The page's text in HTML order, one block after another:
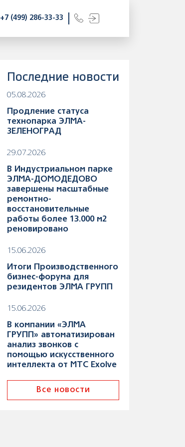
+7 (499) 286-33-33
Последние новости
05.08.2026
Продление статуса
технопарка ЭЛМА-
ЗЕЛЕНОГРАД
29.07.2026
В Индустриальном парке
ЭЛМА-ДОМОДЕДОВО
завершены масштабные
ремонтно-
восстановительные
работы более 13.000 м2
реновировано
15.06.2026
Итоги Производственного
бизнес-форума для
резидентов ЭЛМА ГРУПП
15.06.2026
В компании «ЭЛМА
ГРУПП» автоматизирован
анализ звонков с
помощью искусственного
интеллекта от МТС Exolve
Все новости